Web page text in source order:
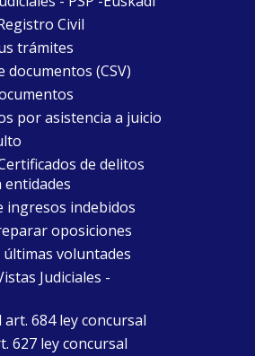
Civil
trámites
documentos (CSV)
por asistencia a juicio
de delitos
entidades
ingresos indebidos
oposiciones
últimas voluntades
Judiciales -
684 ley concursal
627 ley concursal